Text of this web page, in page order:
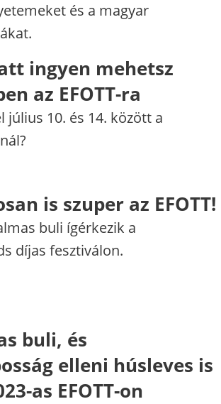
és a magyar
ingyen mehetsz
az EFOTT-ra
július 10. és 14. között a
is szuper az EFOTT!
buli ígérkezik a
díjas fesztiválon.
buli, és
elleni húsleves is
as EFOTT-on